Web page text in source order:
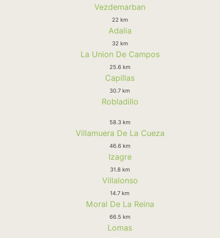
Vezdemarban
22 km
Adalia
32 km
La Union De Campos
25.6 km
Capillas
30.7 km
Robladillo
58.3 km
Villamuera De La Cueza
46.6 km
Izagre
31.8 km
Villalonso
14.7 km
Moral De La Reina
66.5 km
Lomas